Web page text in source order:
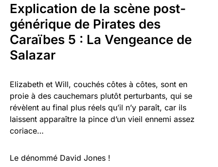
Explication de la scène post-
générique de Pirates des
Caraïbes 5 : La Vengeance de
Salazar
Elizabeth et Will, couchés côtes à côtes, sont en
proie à des cauchemars plutôt perturbants, qui se
révèlent au final plus réels qu’il n’y paraît, car ils
laissent apparaître la pince d’un vieil ennemi assez
coriace…
Le dénommé David Jones !